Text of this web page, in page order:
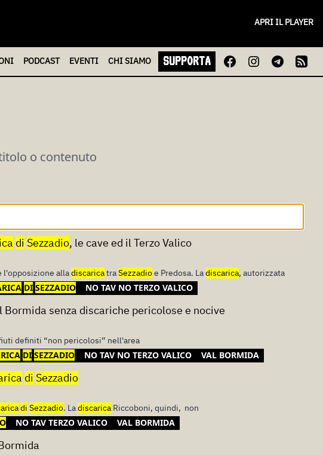
APRI IL PLAYER
PODCAST EVENTI CHISIAMO SUPPORTA
o contenuto
di Sezzadio, le cave ed il Terzo Valico
l'opposizione alladiscaricatraSezzadioe Predosa. Ladiscarica, autorizzata
DI SEZZADIO NO TAV NO TERZO VALICO
Bormida senza discariche pericolose e nocive
definiti “non pericolosi” nell'area
DI SEZZADIO NO TAV NO TERZO VALICO VAL BORMIDA
di Sezzadio
di Sezzadio. Ladiscarica Riccoboni, quindi, non
NO TAV TERZO VALICO VAL BORMIDA